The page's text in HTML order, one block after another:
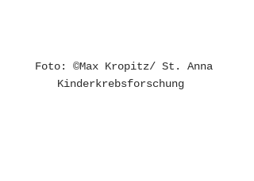
Foto: ©Max Kropitz/ St. Anna
Kinderkrebsforschung